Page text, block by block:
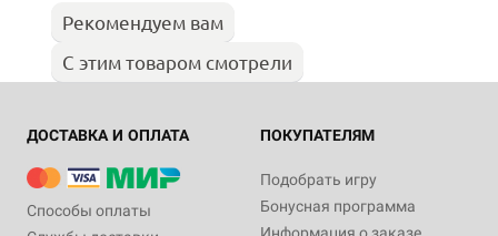
Рекомендуем вам
С этим товаром смотрели
ДОСТАВКА И ОПЛАТА
Способы оплаты
ПОКУПАТЕЛЯМ
Подобрать игру
Бонусная программа